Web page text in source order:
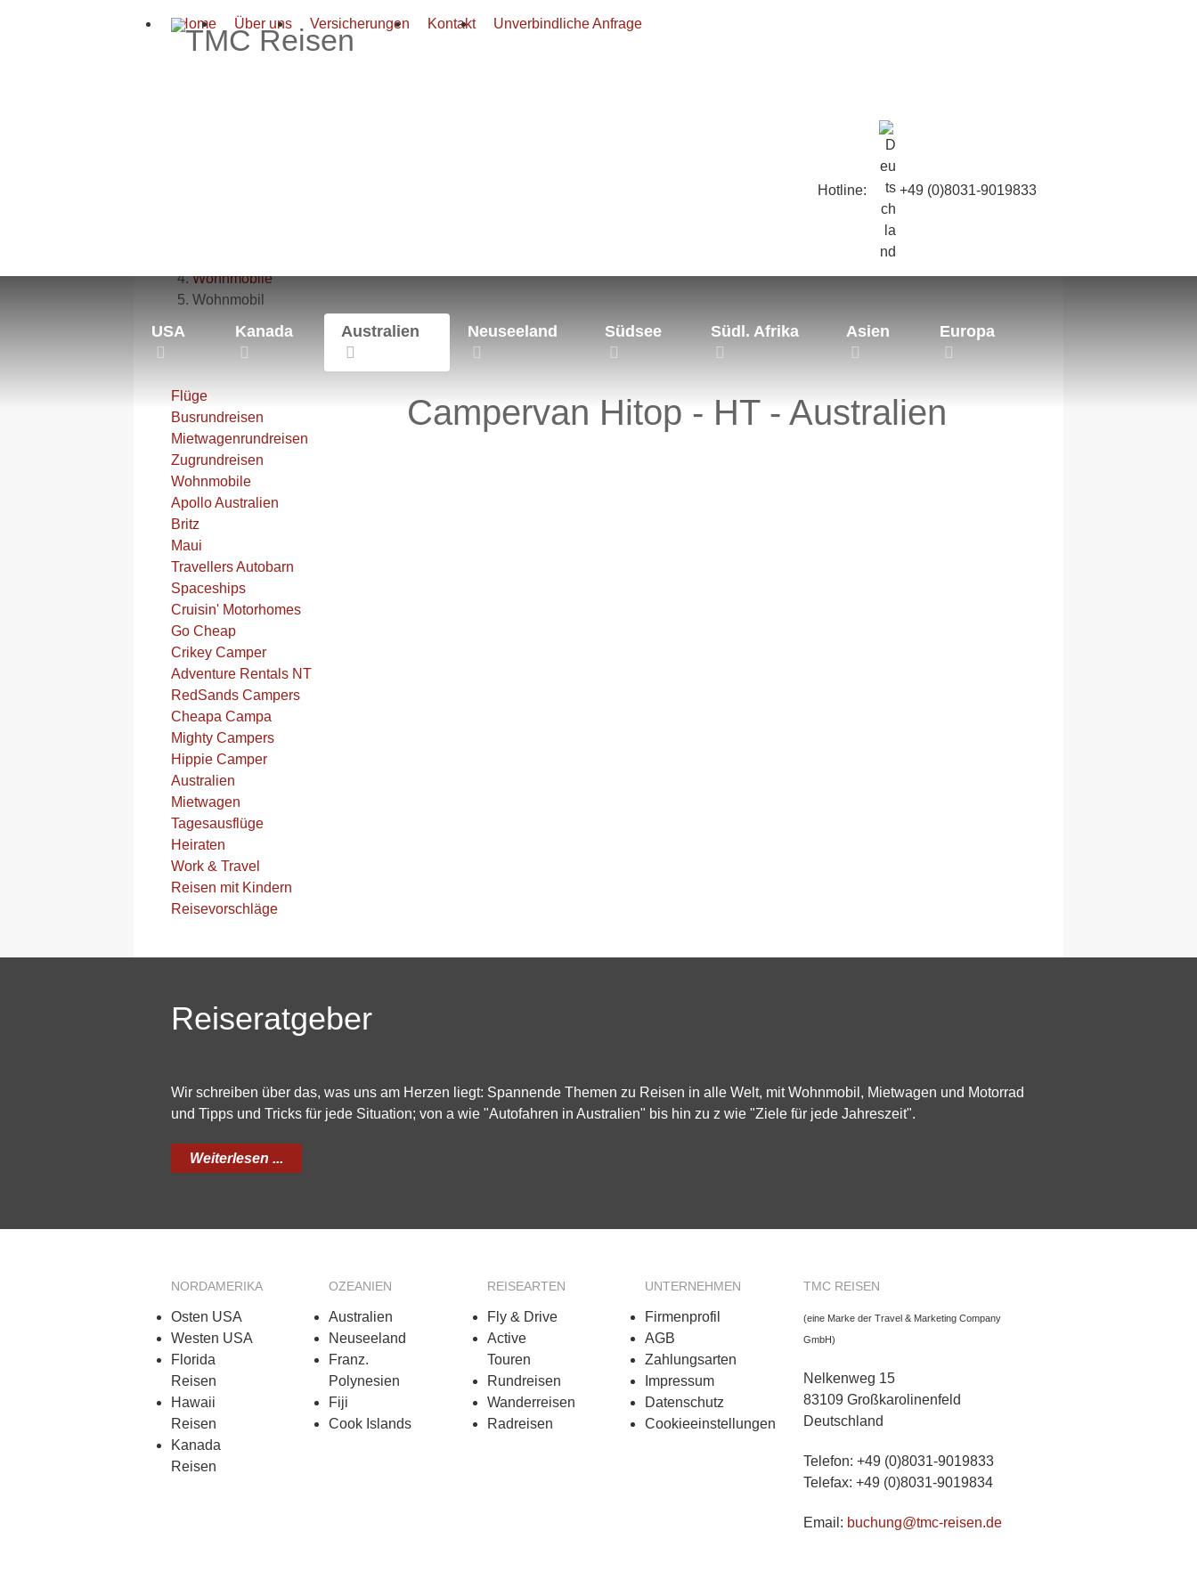
Home Über uns Versicherungen Kontakt Unverbindliche Anfrage
Hotline: +49 (0)8031-9019833
USA Kanada Australien Neuseeland Südsee Südl. Afrika Asien Europa
Wohnmobile
Wohnmobil
Flüge
Busrundreisen
Mietwagenrundreisen
Zugrundreisen
Wohnmobile
Apollo Australien
Britz
Maui
Travellers Autobarn
Spaceships
Cruisin' Motorhomes
Go Cheap
Crikey Camper
Adventure Rentals NT
RedSands Campers
Cheapa Campa
Mighty Campers
Hippie Camper
Australien
Mietwagen
Tagesausflüge
Heiraten
Work & Travel
Reisen mit Kindern
Reisevorschläge
Campervan Hitop - HT - Australien
Reiseratgeber
Wir schreiben über das, was uns am Herzen liegt: Spannende Themen zu Reisen in alle Welt, mit Wohnmobil, Mietwagen und Motorrad
und Tipps und Tricks für jede Situation; von a wie "Autofahren in Australien" bis hin zu z wie "Ziele für jede Jahreszeit".
Weiterlesen ...
NORDAMERIKA
Osten USA
Westen USA
Florida
Reisen
Hawaii
Reisen
Kanada
Reisen
OZEANIEN
Australien
Neuseeland
Franz.
Polynesien
Fiji
Cook Islands
REISEARTEN
Fly & Drive
Active
Touren
Rundreisen
Wanderreisen
Radreisen
UNTERNEHMEN
Firmenprofil
AGB
Zahlungsarten
Impressum
Datenschutz
Cookieeinstellungen
TMC REISEN
(eine Marke der Travel & Marketing Company
GmbH)
Nelkenweg 15
83109 Großkarolinenfeld
Deutschland
Telefon: +49 (0)8031-9019833
Telefax: +49 (0)8031-9019834
Email: buchung@tmc-reisen.de